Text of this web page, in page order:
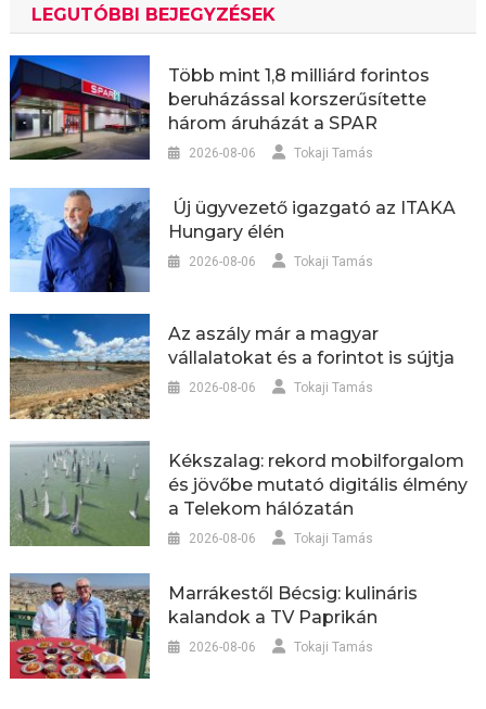
LEGUTÓBBI BEJEGYZÉSEK
Több mint 1,8 milliárd forintos
beruházással korszerűsítette
három áruházát a SPAR
2026-08-06 Tokaji Tamás
Új ügyvezető igazgató az ITAKA
Hungary élén
2026-08-06 Tokaji Tamás
Az aszály már a magyar
vállalatokat és a forintot is sújtja
2026-08-06 Tokaji Tamás
Kékszalag: rekord mobilforgalom
és jövőbe mutató digitális élmény
a Telekom hálózatán
2026-08-06 Tokaji Tamás
Marrákestől Bécsig: kulináris
kalandok a TV Paprikán
2026-08-06 Tokaji Tamás